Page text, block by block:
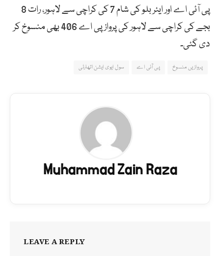
پی آئی اے اور ایئر بلو کی شام 7 کی کراچی سے لاہور، رات 8
بجے کی کراچی سے لاہور کی پرواز پی اے 406 بھی منسوخ کر
دی گئی۔
پروازیں منسوخ پی آئی اے سول ایوی ایشن اتھارٹی
Muhammad Zain Raza
LEAVE A REPLY